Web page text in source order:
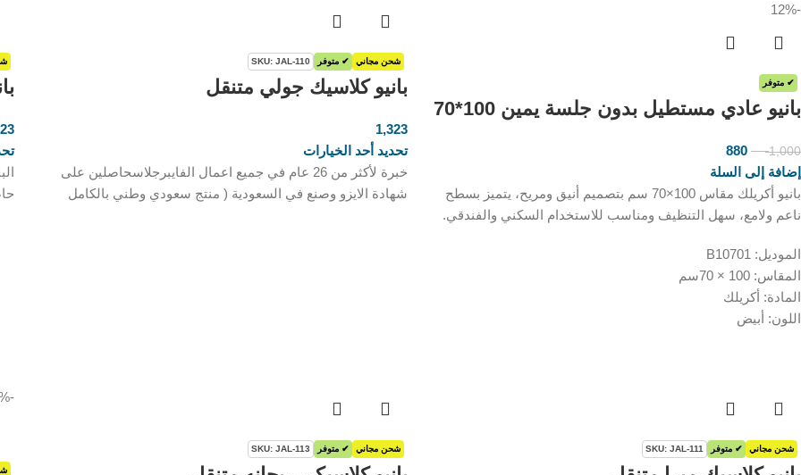
-12%
✔ متوفر
بانيو عادي مستطيل بدون جلسة يمين 100*70
1,000ر.س 880
إضافة إلى السلة
بانيو أكريلك مقاس 100×70 سم بتصميم أنيق ومريح، يتميز بسطح
ناعم ولامع، سهل التنظيف ومناسب للاستخدام السكني والفندقي.
الموديل: B10701
المقاس: 100 × 70سم
المادة: أكريلك
اللون: أبيض
شحن مجاني ✔ متوفر SKU: JAL-110
بانيو كلاسيك جولي متنقل
1,323
تحديد أحد الخيارات
خبرة لأكثر من 26 عام في جميع اعمال الفايبرجلاسحاصلين على
شهادة الايزو وصنع في السعودية ( منتج سعودي وطني بالكامل
شحن مجاني ✔ متوفر SKU: JAL-111 شحن مجاني ✔ متوفر SKU: JAL-113
-20%